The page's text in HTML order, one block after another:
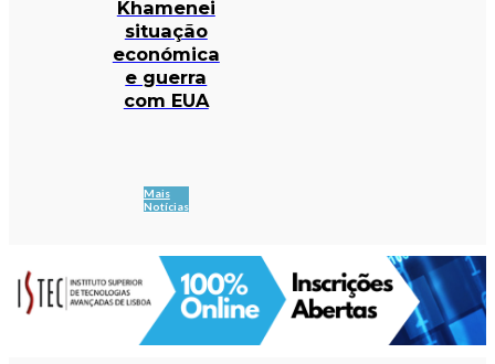
Khamenei
situação
económica
e guerra
com EUA
Mais
Notícias